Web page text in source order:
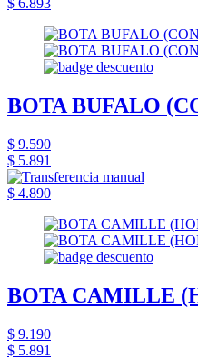
$ 6.893
BOTA BUFALO
$ 9.590
$ 5.891
$ 4.890
BOTA CAMILLE
$ 9.190
$ 5.891